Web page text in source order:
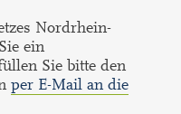
Nordrhein-
ein
Sie bitte den
per E-Mail an die